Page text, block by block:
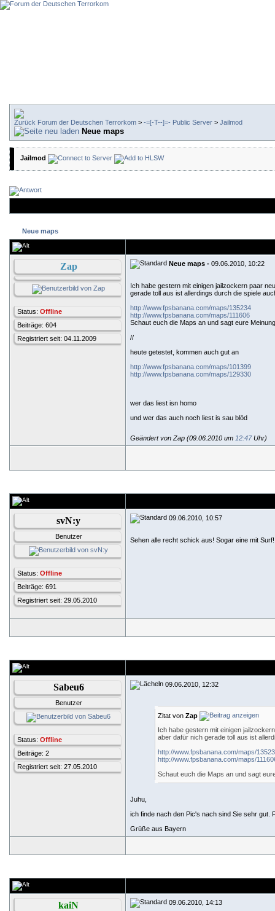
Forum der Deutschen Terrorkom > -=[-T--]=- Public Server > Jailmod
Neue maps
Jailmod
Neue maps
Zap
Status: Offline
Beiträge: 604
Registriert seit: 04.11.2009
Neue maps - 09.06.2010, 10:22
Ich habe gestern mit einigen jailzockern paar
gerade toll aus ist allerdings durch die spiele
http://www.fpsbanana.com/maps/135234
http://www.fpsbanana.com/maps/111606
Schaut euch die Maps an und sagt eure
//
heute getestet, kommen auch gut an
http://www.fpsbanana.com/maps/101399
http://www.fpsbanana.com/maps/129330
wer das liest isn homo
und wer das auch noch liest is sau blöd
Geändert von Zap (09.06.2010 um 12:47Uhr)
svN:y
Benutzer
Status: Offline
Beiträge: 691
Registriert seit: 29.05.2010
09.06.2010, 10:57
Sehen alle recht schick aus! Sogar eine mit
Sabeu6
Benutzer
Status: Offline
Beiträge: 2
Registriert seit: 27.05.2010
09.06.2010, 12:32
Zitat von Zap
Ich habe gestern mit einigen
aber dafür nich gerade toll aus ist
http://www.fpsbanana.com/maps/
http://www.fpsbanana.com/maps/
Schaut euch die Maps an und sagt
Juhu,
ich finde nach den Pic's nach sind Sie sehr gut.
Grüße aus Bayern
kaiN 09.06.2010, 14:13